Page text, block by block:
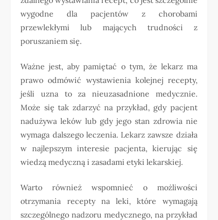
wygodne dla pacjentów z chorobami
przewlekłymi lub mających trudności z
poruszaniem się.
Ważne jest, aby pamiętać o tym, że lekarz ma
prawo odmówić wystawienia kolejnej recepty,
jeśli uzna to za nieuzasadnione medycznie.
Może się tak zdarzyć na przykład, gdy pacjent
nadużywa leków lub gdy jego stan zdrowia nie
wymaga dalszego leczenia. Lekarz zawsze działa
w najlepszym interesie pacjenta, kierując się
wiedzą medyczną i zasadami etyki lekarskiej.
Warto również wspomnieć o możliwości
otrzymania recepty na leki, które wymagają
szczególnego nadzoru medycznego, na przykład